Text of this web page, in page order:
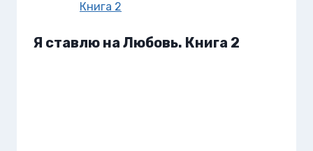
Я ставлю на Любовь. Книга 2